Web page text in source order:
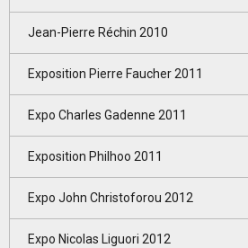
Jean-Pierre Réchin 2010
Exposition Pierre Faucher 2011
Expo Charles Gadenne 2011
Exposition Philhoo 2011
Expo John Christoforou 2012
Expo Nicolas Liguori 2012